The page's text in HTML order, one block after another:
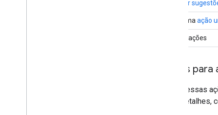
Mostrar
Usar uma ação
Outras ações
Ações
Além dessas
mais detalhes,